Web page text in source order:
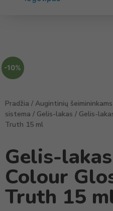
-10%
Pradžia / Augintinių šeimininkams
sistema / Gelis-lakas / Gelis-
Truth 15 ml
Gelis-
Colour
Truth 15